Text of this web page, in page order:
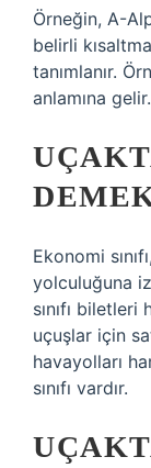
Örneğin, A-
belirli
tanımlanır.
anlamına gelir.
Ekonomi
yolculuğuna
sınıfı
uçuşlar için
havayolları
sınıfı vardır.